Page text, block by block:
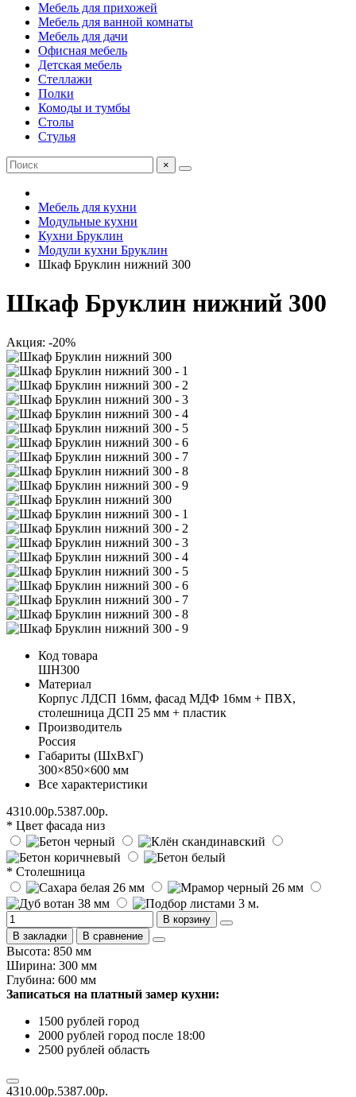
Мебель для прихожей
Мебель для ванной комнаты
Мебель для дачи
Офисная мебель
Детская мебель
Стеллажи
Полки
Комоды и тумбы
Столы
Стулья
×
Мебель для кухни
Модульные кухни
Кухни Бруклин
Модули кухни Бруклин
Шкаф Бруклин нижний 300
Шкаф Бруклин нижний 300
Акция: -20%
Код товара
ШН300
Материал
Корпус ЛДСП 16мм, фасад МДФ 16мм + ПВХ,
столешница ДСП 25 мм + пластик
Производитель
Россия
Габариты (ШхВхГ)
300×850×600 мм
Все характеристики
4310.00р.5387.00р.
* Цвет фасада низ
* Столешница
В корзину
В закладки
В сравнение
Высота: 850 мм
Ширина: 300 мм
Глубина: 600 мм
Записаться на платный замер кухни:
1500 рублей город
2000 рублей город после 18:00
2500 рублей область
4310.00р.5387.00р.